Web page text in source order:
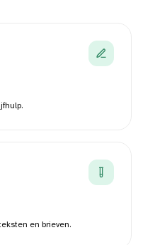
en brieven.